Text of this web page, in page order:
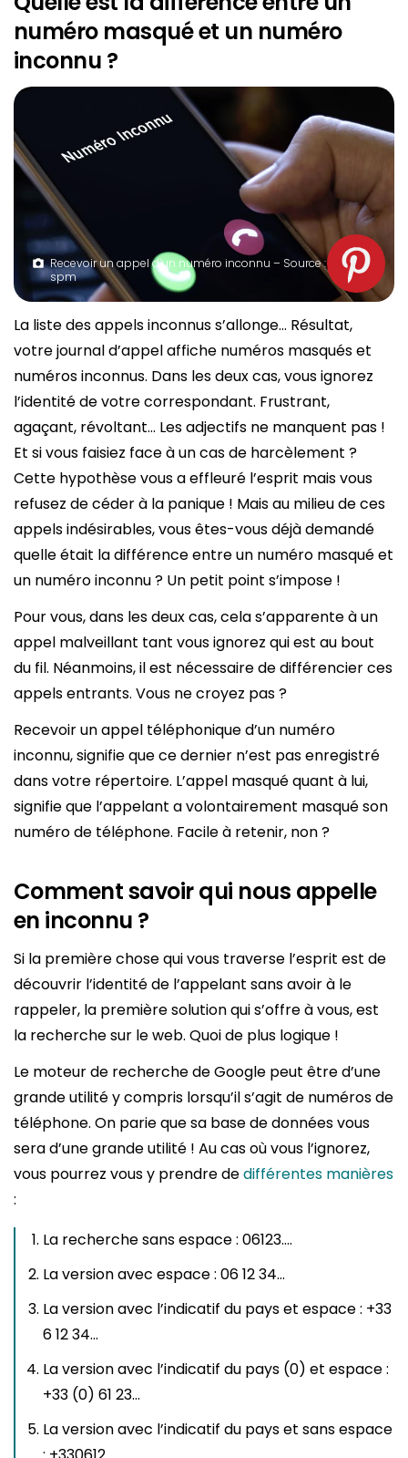
numéro masqué et un numéro
inconnu ?
Recevoir un appel d’un numéro inconnu – Source :
spm
La liste des appels inconnus s’allonge… Résultat,
votre journal d’appel affiche numéros masqués et
numéros inconnus. Dans les deux cas, vous ignorez
l’identité de votre correspondant. Frustrant,
agaçant, révoltant… Les adjectifs ne manquent pas !
Et si vous faisiez face à un cas de harcèlement ?
Cette hypothèse vous a effleuré l’esprit mais vous
refusez de céder à la panique ! Mais au milieu de ces
appels indésirables, vous êtes-vous déjà demandé
quelle était la différence entre un numéro masqué et
un numéro inconnu ? Un petit point s’impose !
Pour vous, dans les deux cas, cela s’apparente à un
appel malveillant tant vous ignorez qui est au bout
du fil. Néanmoins, il est nécessaire de différencier ces
appels entrants. Vous ne croyez pas ?
Recevoir un appel téléphonique d’un numéro
inconnu, signifie que ce dernier n’est pas enregistré
dans votre répertoire. L’appel masqué quant à lui,
signifie que l’appelant a volontairement masqué son
numéro de téléphone. Facile à retenir, non ?
Comment savoir qui nous appelle
en inconnu ?
Si la première chose qui vous traverse l’esprit est de
découvrir l’identité de l’appelant sans avoir à le
rappeler, la première solution qui s’offre à vous, est
la recherche sur le web. Quoi de plus logique !
Le moteur de recherche de Google peut être d’une
grande utilité y compris lorsqu’il s’agit de numéros de
téléphone. On parie que sa base de données vous
sera d’une grande utilité ! Au cas où vous l’ignorez,
vous pourrez vous y prendre dedifférentes manières
:
La recherche sans espace : 06123….
La version avec espace : 06 12 34…
La version avec l’indicatif du pays et espace : +33
6 12 34…
La version avec l’indicatif du pays (0) et espace :
+33 (0) 61 23…
La version avec l’indicatif du pays et sans espace